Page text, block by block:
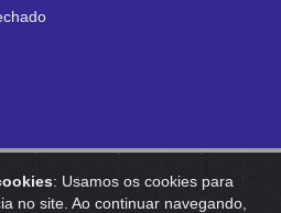
: Usamos os cookies para
no site. Ao continuar navegando,
| Contato